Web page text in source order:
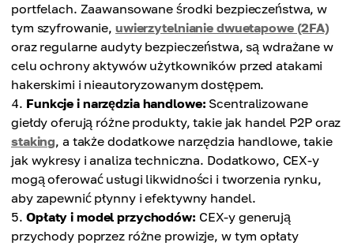
portfelach. Zaawansowane środki bezpieczeństwa, w
tym szyfrowanie, uwierzytelnianie dwuetapowe (2FA)
oraz regularne audyty bezpieczeństwa, są wdrażane w
celu ochrony aktywów użytkowników przed atakami
hakerskimi i nieautoryzowanym dostępem.
Funkcje i narzędzia handlowe: Scentralizowane
giełdy oferują różne produkty, takie jak handel P2P oraz
staking, a także dodatkowe narzędzia handlowe, takie
jak wykresy i analiza techniczna. Dodatkowo, CEX-y
mogą oferować usługi likwidności i tworzenia rynku,
aby zapewnić płynny i efektywny handel.
Opłaty i model przychodów: CEX-y generują
przychody poprzez różne prowizje, w tym opłaty